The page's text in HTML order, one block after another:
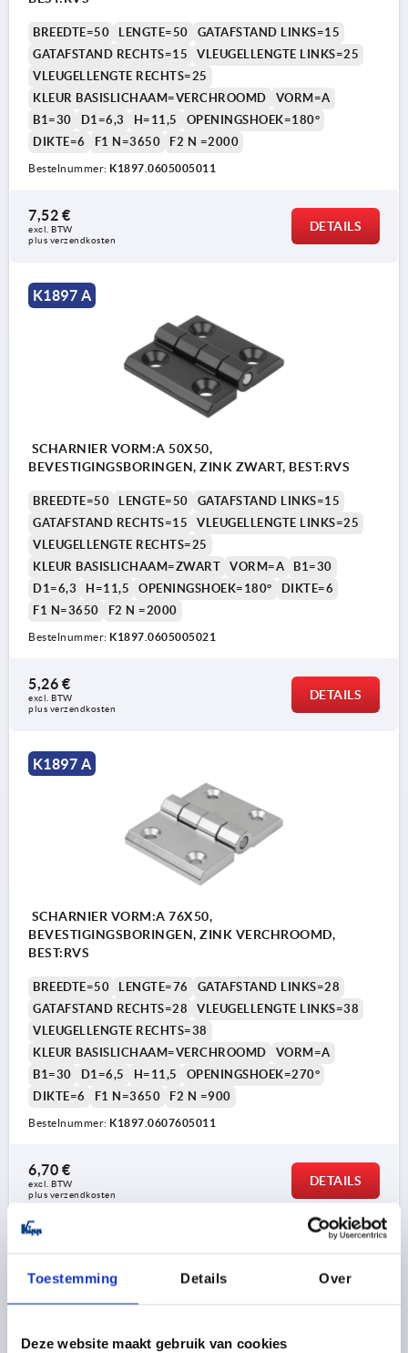
Toestemming Details Over
Deze website maakt gebruik van cookies
BREEDTE=50 LENGTE=50
GATAFSTAND LINKS=15
GATAFSTAND RECHTS=15
VLEUGELLENGTE LINKS=25
VLEUGELLENGTE RECHTS=25
KLEUR BASISLICHAAM=VERCHROOMD
VORM=A
B1=30
D1=6,3 H=11,5
OPENINGSHOEK=180°
DIKTE=6
F1 N=3650 F2 N =2000
Bestelnummer: K1897.0605005011
7,52 €
excl. BTW
plus verzendkosten
DETAILS
K1897 A
SCHARNIER VORM:A 50X50,
BEVESTIGINGSBORINGEN, ZINK ZWART, BEST:RVS
BREEDTE=50 LENGTE=50
GATAFSTAND LINKS=15
GATAFSTAND RECHTS=15
VLEUGELLENGTE LINKS=25
VLEUGELLENGTE RECHTS=25
KLEUR BASISLICHAAM=ZWART
VORM=A
B1=30
D1=6,3
H=11,5 OPENINGSHOEK=180°
DIKTE=6
F1 N=3650
F2 N =2000
Bestelnummer: K1897.0605005021
5,26 €
excl. BTW
plus verzendkosten
DETAILS
K1897 A
SCHARNIER VORM:A 76X50,
BEVESTIGINGSBORINGEN, ZINK VERCHROOMD,
BEST:RVS
BREEDTE=50 LENGTE=76
GATAFSTAND LINKS=28
GATAFSTAND RECHTS=28
VLEUGELLENGTE LINKS=38
VLEUGELLENGTE RECHTS=38
KLEUR BASISLICHAAM=VERCHROOMD
VORM=A
B1=30
D1=6,5 H=11,5
OPENINGSHOEK=270°
DIKTE=6
F1 N=3650 F2 N =900
Bestelnummer: K1897.0607605011
6,70 €
excl. BTW
plus verzendkosten
DETAILS